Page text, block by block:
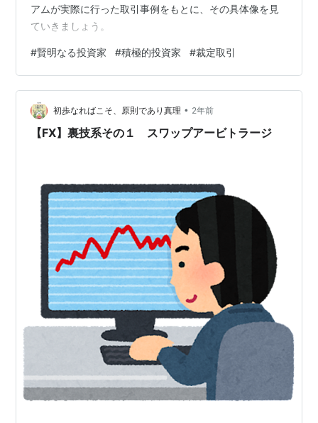
アムが実際に行った取引事例をもとに、その具体像を見
ていきましょう。
#賢明なる投資家 #積極的投資家 #裁定取引
初歩なればこそ、原則であり真理 • 2年前
【FX】裏技系その１ スワップアービトラージ